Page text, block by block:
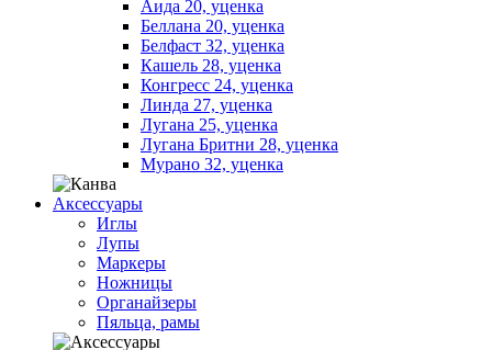
Аида 20, уценка
Беллана 20, уценка
Белфаст 32, уценка
Кашель 28, уценка
Конгресс 24, уценка
Линда 27, уценка
Лугана 25, уценка
Лугана Бритни 28, уценка
Мурано 32, уценка
Аксессуары
Иглы
Лупы
Маркеры
Ножницы
Органайзеры
Пяльца, рамы